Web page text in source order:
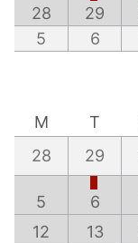
28 29
5
6
M
T
28
29
5 6
12
13